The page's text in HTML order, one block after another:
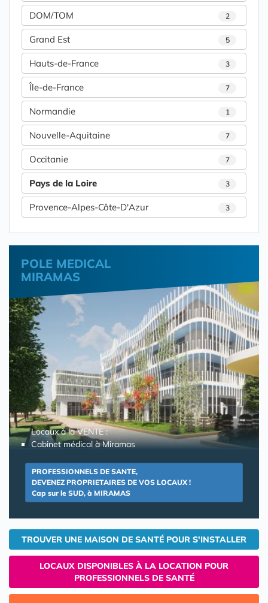
DOM/TOM 2
Grand Est 5
Hauts-de-France 3
Île-de-France 7
Normandie 1
Nouvelle-Aquitaine 7
Occitanie 7
Pays de la Loire 3
Provence-Alpes-Côte-D'Azur 3
POLE MEDICAL
MIRAMAS
Locaux à la VENTE :
Cabinet médical à Miramas
PROFESSIONNELS DE SANTE,
DEVENEZ PROPRIETAIRES DE VOS LOCAUX !
Cap sur le SUD, à MIRAMAS
TROUVER UNE MAISON DE SANTÉ POUR S'INSTALLER
LOCAUX DISPONIBLES À LA LOCATION POUR
PROFESSIONNELS DE SANTÉ